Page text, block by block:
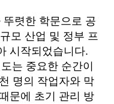
뚜렷한 학문으로 공
모 산업 및 정부 프
시작되었습니다.
는 중요한 순간이
명의 작업자와 막
문에 초기 관리 방